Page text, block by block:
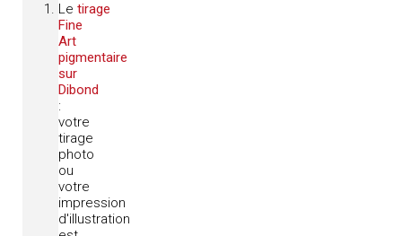
Le tirage
Fine
Art
pigmentaire
sur
Dibond
:
votre
tirage
photo
ou
votre
impression
d'illustration